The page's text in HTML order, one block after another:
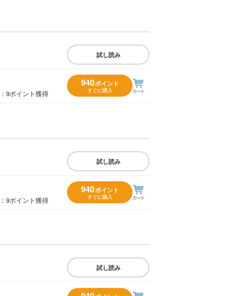
試し読み
：9ポイント獲得
940ポイント
すぐに購入
試し読み
：9ポイント獲得
940ポイント
すぐに購入
試し読み